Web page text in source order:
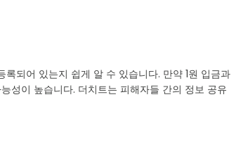
되어 있는지 쉽게 알 수 있습니다. 만약 1원 입금과
성이 높습니다. 더치트는 피해자들 간의 정보 공유